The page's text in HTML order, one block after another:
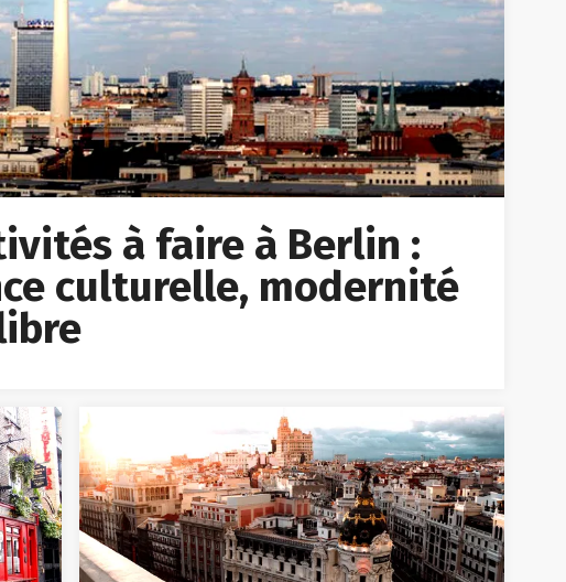
à faire à Berlin :
culturelle, modernité